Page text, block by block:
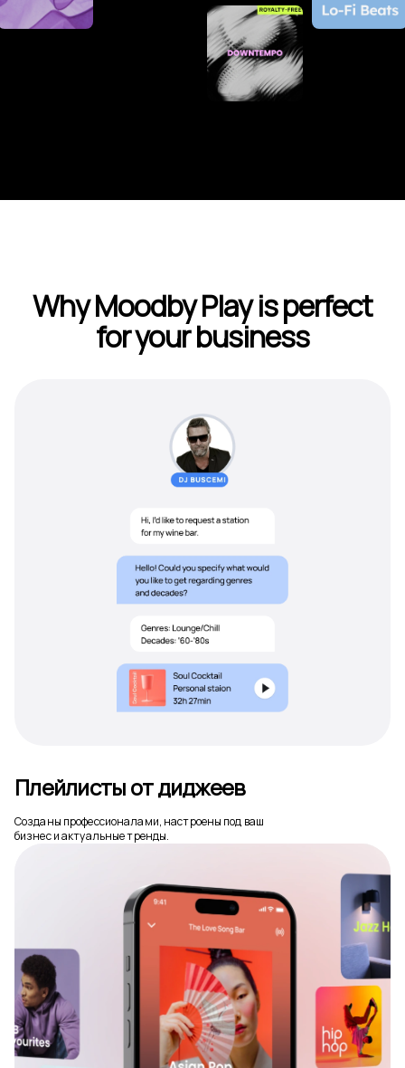
Why Moodby Play is perfect
for your business
Плейлисты от диджеев
Созданы профессионалами, настроены под ваш
бизнес и актуальные тренды.